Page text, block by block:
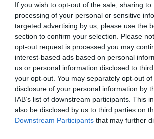
If you wish to opt-out of the sale, sharing
processing of your personal or sensitive
targeted advertising by us, please use the
section to confirm your selection. Please
opt-out request is processed you may
interest-based ads based on personal
us or personal information disclosed to
your opt-out. You may separately opt-out
disclosure of your personal information by
IAB’s list of downstream participants. This
also be disclosed by us to third parties on
Downstream Participants that may further
Szeptemberben Szegeden és
találkozunk!
Információ és jelentkezés
Megnövekedett
A kihívás nem pusztán a szükséges
nagyságából fakad, hanem azok